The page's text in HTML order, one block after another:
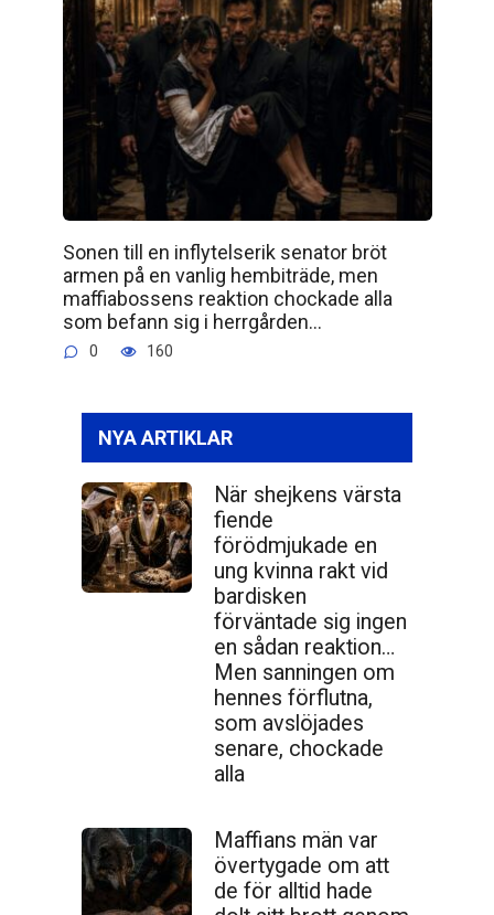
Sonen till en inflytelserik senator bröt
armen på en vanlig hembiträde, men
maffiabossens reaktion chockade alla
som befann sig i herrgården…
0 160
NYA ARTIKLAR
När shejkens värsta
fiende
förödmjukade en
ung kvinna rakt vid
bardisken
förväntade sig ingen
en sådan reaktion…
Men sanningen om
hennes förflutna,
som avslöjades
senare, chockade
alla
Maffians män var
övertygade om att
de för alltid hade